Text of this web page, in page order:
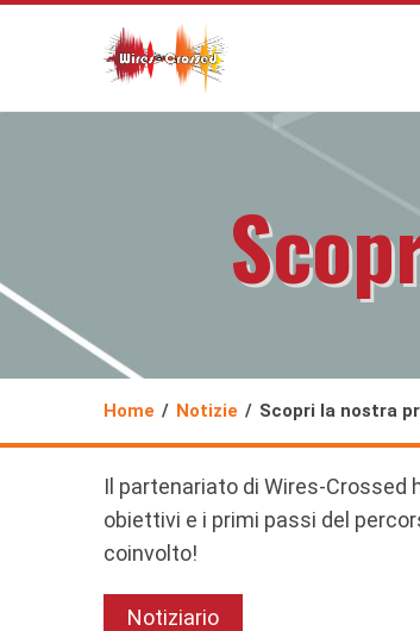
Home Notizie Scopri la nostra
Il partenariato di Wires-
obiettivi e i primi passi del
coinvolto!
Notiziario